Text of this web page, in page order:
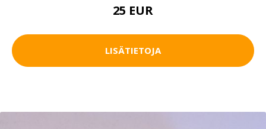
25 EUR
LISÄTIETOJA